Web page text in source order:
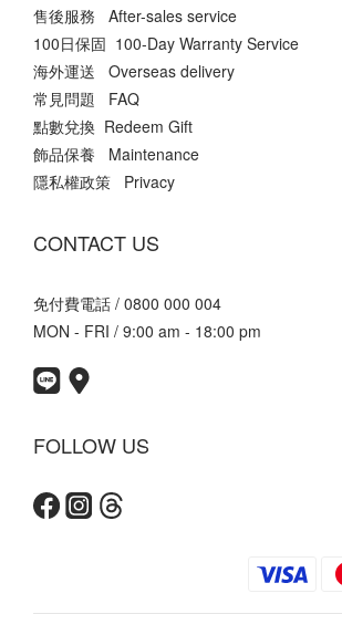
售後服務 After-sales service
100日保固 100-Day Warranty Service
海外運送 Overseas delivery
常見問題 FAQ
點數兌換 Redeem Gift
飾品保養 Maintenance
隱私權政策 Privacy
CONTACT US
免付費電話 / 0800 000 004
MON - FRI / 9:00 am - 18:00 pm
FOLLOW US